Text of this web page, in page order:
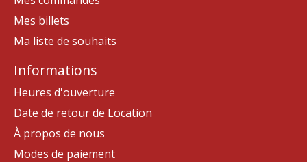
Mes billets
Ma liste de souhaits
Informations
Heures d'ouverture
Date de retour de Location
À propos de nous
Modes de paiement